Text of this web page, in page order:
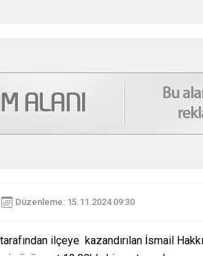
Düzenleme: 15.11.2024 09:30
ilçeye kazandırılan İsmail